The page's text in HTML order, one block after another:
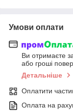
Умови оплати
Ви отримаєте
або гроші
Детальніше
Оплатити
Оплата на